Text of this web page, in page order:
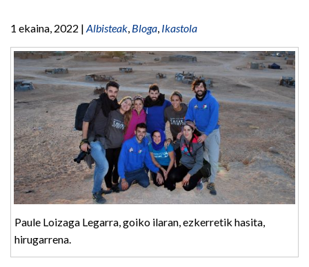
1 ekaina, 2022 | Albisteak, Bloga, Ikastola
Paule Loizaga Legarra, goiko ilaran, ezkerretik hasita,
hirugarrena.